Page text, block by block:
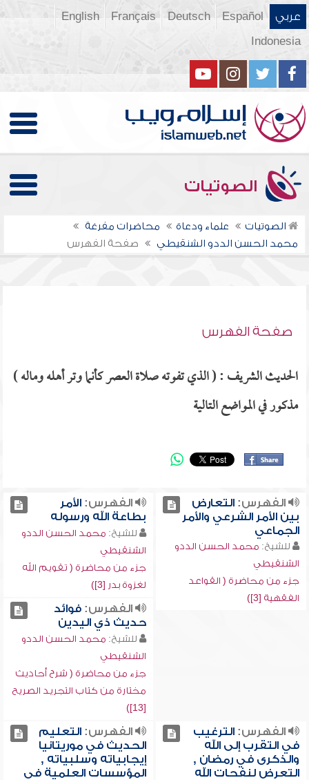
عربي Español
Deutsch
Français
English
Indonesia
الصوتيات
الصوتيات علماء ودعاة
محاضرات مفرغة
محمد الحسن الددو الشنقيطي
صفحة الفهرس
صفحة الفهرس
الحديث الشريف : ( الذي تفوته صلاة العصر كأنما وتر أهله وماله )
مذكور في المواضع التالية
الفهرس:التعارض
بين الأمر الشرعي والأمر
الجماعي
للشيخ: محمد الحسن الددو
الشنقيطي
جزء من محاضرة ( القواعد
الفقهية [3])
الفهرس:الأمر
بطاعة الله ورسوله
للشيخ: محمد الحسن الددو
الشنقيطي
جزء من محاضرة ( تقويم الله
لغزوة بدر [3])
الفهرس:فوائد
حديث ذي اليدين
للشيخ: محمد الحسن الددو
الشنقيطي
جزء من محاضرة ( شرح أحاديث
مختارة من كتاب التجريد الصريح
[13])
الفهرس:الترغيب
في التقرب إلى الله
والذكرى في رمضان ,
التعرض لنفحات الله
الفهرس:التعليم
الحديث في موريتانيا
إيجابياته وسلبياته ,
المؤسسات العلمية في